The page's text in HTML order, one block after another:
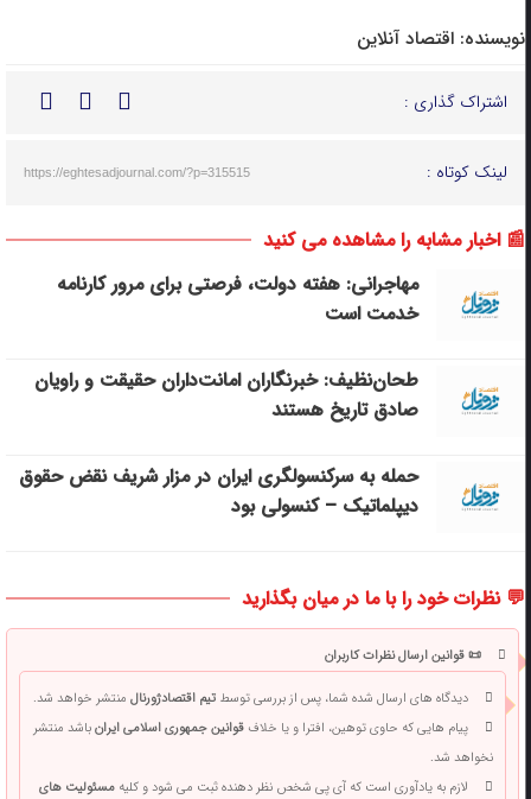
نویسنده: اقتصاد آنلاین
اشتراک گذاری :
لینک کوتاه : https://eghtesadjournal.com/?p=315515
📰 اخبار مشابه را مشاهده می کنید
مهاجرانی: هفته دولت، فرصتی برای مرور کارنامه
خدمت است
طحان‌نظیف: خبرنگاران امانت‌داران حقیقت و راویان
صادق تاریخ‌ هستند
حمله به سرکنسولگری ایران در مزار شریف نقض حقوق
دیپلماتیک – کنسولی بود
💬 نظرات خود را با ما در میان بگذارید
📜 قوانین ارسال نظرات کاربران
دیدگاه های ارسال شده شما، پس از بررسی توسطتیم اقتصادژورنالمنتشر خواهد شد.
پیام هایی که حاوی توهین، افترا و یا خلافقوانین جمهوری اسلامی ایرانباشد منتشر
نخواهد شد.
لازم به یادآوری است که آی پی شخص نظر دهنده ثبت می شود و کلیهمسئولیت های